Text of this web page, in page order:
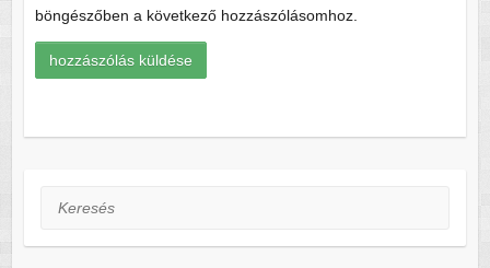
böngészőben a következő hozzászólásomhoz.
Keresés